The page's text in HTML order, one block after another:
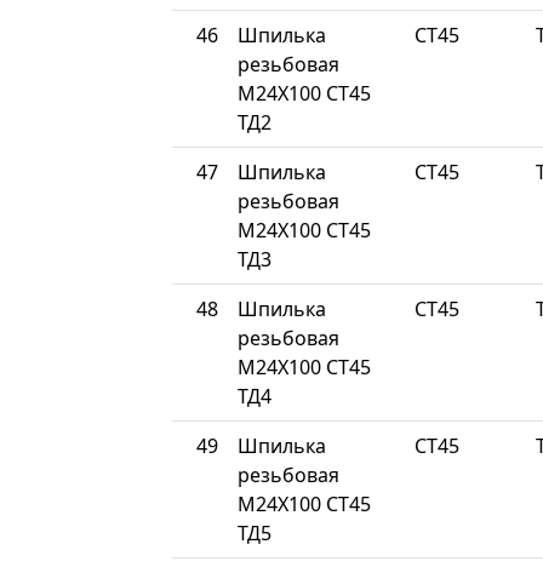
46
Шпилька
резьбовая
М24Х100 СТ45
ТД2
СТ45
47
Шпилька
резьбовая
М24Х100 СТ45
ТД3
СТ45
48
Шпилька
резьбовая
М24Х100 СТ45
ТД4
СТ45
49
Шпилька
резьбовая
М24Х100 СТ45
ТД5
СТ45